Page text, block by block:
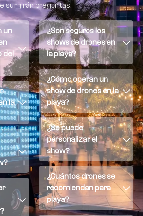
surgirán preguntas.
un
del
la
¿Son seguros los
shows de drones en
la playa?
¿Cómo operan un
show de drones en la
playa?
¿Se puede
personalizar el
show?
¿Cuántos drones se
recomiendan para
playa?